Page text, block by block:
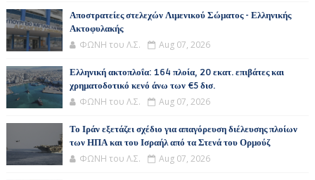
Αποστρατείες στελεχών Λιμενικού Σώματος - Ελληνικής
Ακτοφυλακής
ΦΩΝΗ του Λ.Σ. Aug 07, 2026
Ελληνική ακτοπλοΐα: 164 πλοία, 20 εκατ. επιβάτες και
χρηματοδοτικό κενό άνω των €5 δισ.
ΦΩΝΗ του Λ.Σ. Aug 07, 2026
Το Ιράν εξετάζει σχέδιο για απαγόρευση διέλευσης πλοίων
των ΗΠΑ και του Ισραήλ από τα Στενά του Ορμούζ
ΦΩΝΗ του Λ.Σ. Aug 07, 2026